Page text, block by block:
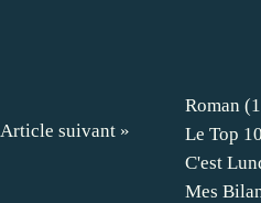
Article suivant »
Roman
Le Top
C'est
Mes